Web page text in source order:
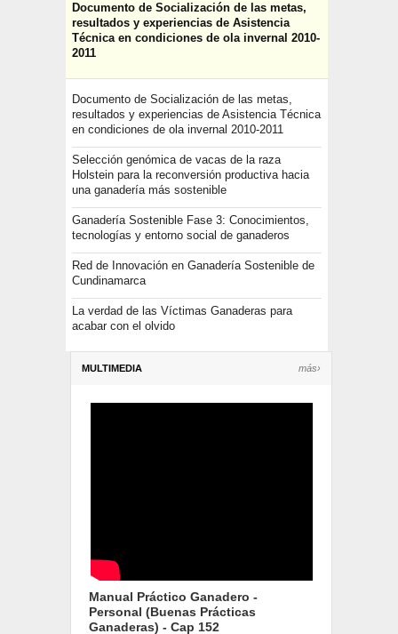
Documento de Socialización de las metas,
resultados y experiencias de Asistencia
Técnica en condiciones de ola invernal 2010-
2011
Documento de Socialización de las metas,
resultados y experiencias de Asistencia Técnica
en condiciones de ola invernal 2010-2011
Selección genómica de vacas de la raza
Holstein para la reconversión productiva hacia
una ganadería más sostenible
Ganadería Sostenible Fase 3: Conocimientos,
tecnologías y entorno social de ganaderos
Red de Innovación en Ganadería Sostenible de
Cundinamarca
La verdad de las Víctimas Ganaderas para
acabar con el olvido
MULTIMEDIA más›
Manual Práctico Ganadero -
Personal (Buenas Prácticas
Ganaderas) - Cap 152